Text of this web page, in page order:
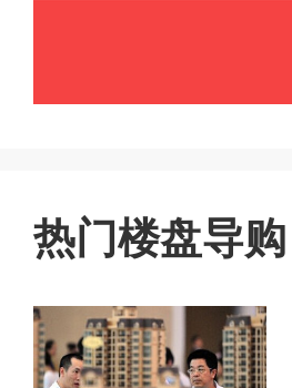
热门楼盘导购